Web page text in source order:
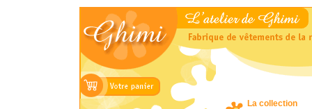
La collection